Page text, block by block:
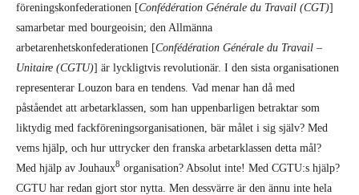
föreningskonfederationen [Confédération Générale du Travail (CGT)]
samarbetar med bour­geoisin; den Allmänna
arbetarenhetskonfederationen [Confédération Générale du Travail –
Unitaire (CGTU)] är lyckligtvis revolutionär. I den sista organisationen
represen­terar Louzon bara en tendens. Vad menar han då med
påståendet att arbetarklassen, som han uppenbarligen betraktar som
liktydig med fackförenings­organisationen, bär målet i sig själv? Med
vems hjälp, och hur uttrycker den franska arbetarklassen detta mål?
Med hjälp av Jouhaux8 orga­nisation? Absolut inte! Med CGTU:s hjälp?
CGTU har redan gjort stor nytta. Men dessvärre är den ännu inte hela